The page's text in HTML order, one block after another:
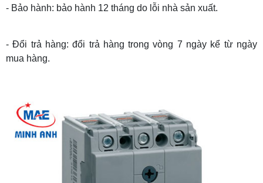
- Bảo hành: bảo hành 12 tháng do lỗi nhà sản xuất.
- Đổi trả hàng: đổi trả hàng trong vòng 7 ngày kể từ ngày
mua hàng.